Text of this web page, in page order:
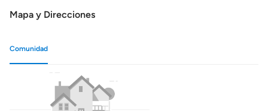
Mapa y Direcciones
Comunidad